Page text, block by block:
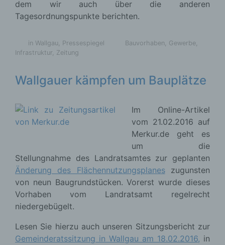
dem wir auch über die anderen
Tagesordnungspunkte berichten.
in Wallgau, Pressespiegel Bauvorhaben, Gewerbe,
Infrastruktur, Zeitung
Wallgauer kämpfen um Bauplätze
Im Online-Artikel
vom 21.02.2016 auf
Merkur.de geht es
um die
Stellungnahme des Landratsamtes zur geplanten
Änderung des Flächennutzungsplaneszugunsten
von neun Baugrundstücken. Vorerst wurde dieses
Vorhaben vom Landratsamt regelrecht
niedergebügelt.
Lesen Sie hierzu auch unseren Sitzungsbericht zur
Gemeinderatssitzung in Wallgau am 18.02.2016, in
Auftragsverarbeiter und den Personen, die unter
der unmittelbaren Verantwortung des
verarbeiten.
Einwilligung ist jede von der betroffenen Person
freiwillig für den bestimmten Fall in informierter
Weise und unmissverständlich abgegebene
einer sonstigen eindeutigen bestätigenden
Handlung, mit der die betroffene Person zu
verstehen gibt, dass sie mit der Verarbeitung der
sie betreffenden personenbezogenen Daten
einverstanden ist.